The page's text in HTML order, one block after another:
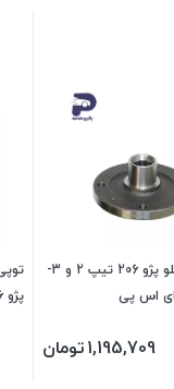
توپی چرخ جلو پژو 206 تیپ 2 و 3-
1,195,709تومان